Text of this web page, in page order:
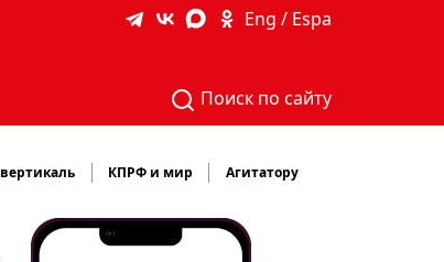
Eng / Espa
Поиск по сайту
КПРФ и мир Агитатору